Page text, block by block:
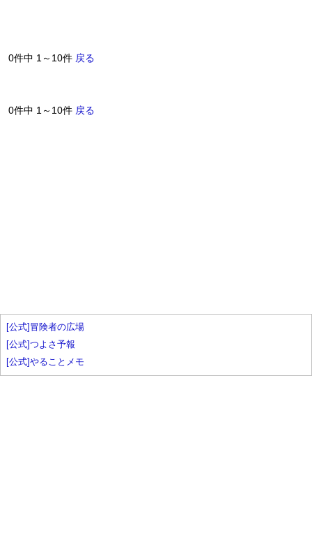
0件中 1～10件 戻る
0件中 1～10件 戻る
[公式]冒険者の広場
[公式]つよさ予報
[公式]やることメモ